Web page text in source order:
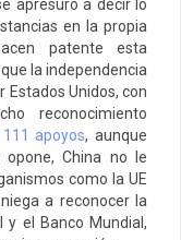
apresuró a decir lo
en la propia
patente esta
la independencia
Estados Unidos, con
reconocimiento
apoyos, aunque
China no le
como la UE
a reconocer la
y el Banco Mundial,